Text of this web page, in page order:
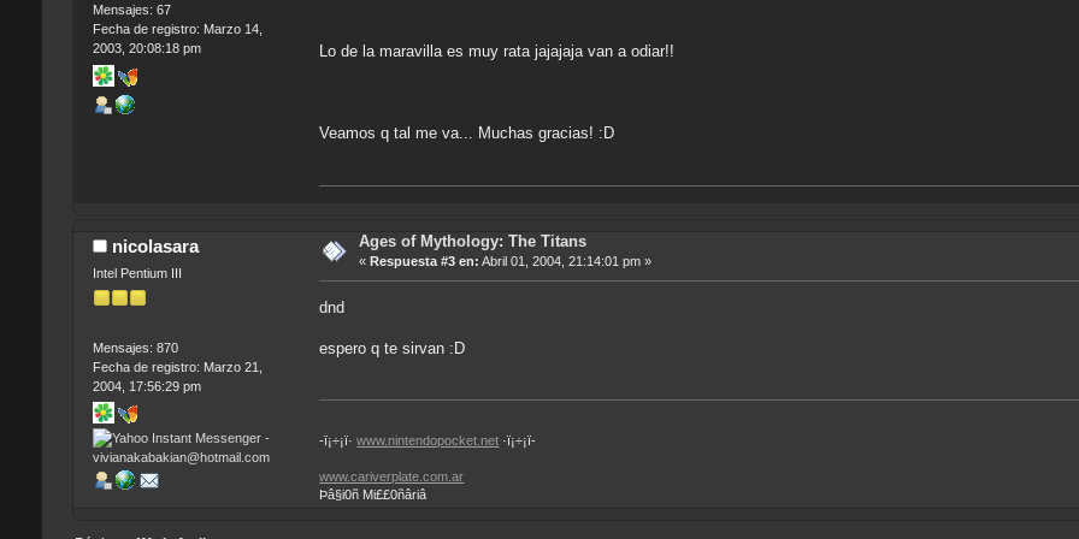
Mensajes: 67
Fecha de registro: Marzo 14,
2003, 20:08:18 pm
Lo de la maravilla es muy rata jajajaja van a odiar!!
Veamos q tal me va... Muchas gracias! :D
nicolasara
Intel Pentium III
Mensajes: 870
Fecha de registro: Marzo 21,
2004, 17:56:29 pm
Ages of Mythology: The Titans
« Respuesta #3 en: Abril 01, 2004, 21:14:01 pm »
dnd
espero q te sirvan :D
-ï¡÷¡ï·www.nintendopocket.net ·ï¡÷¡ï-
www.cariverplate.com.ar
Þâ§i0ñ Mi££0ñâriâ